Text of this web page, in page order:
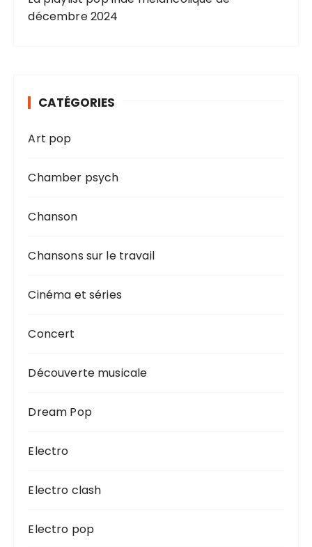
décembre 2024
CATÉGORIES
Art pop
Chamber psych
Chanson
Chansons sur le travail
Cinéma et séries
Concert
Découverte musicale
Dream Pop
Electro
Electro clash
Electro pop